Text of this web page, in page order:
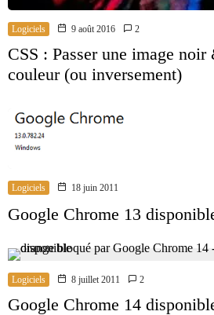
Logiciels 9 août 2016 2
CSS : Passer une image
couleur (ou inversement)
Logiciels 18 juin 2011
Google Chrome 13
Logiciels 8 juillet 2011 2
Google Chrome 14